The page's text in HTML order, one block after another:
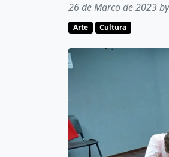
26 de Marco de 2023
Arte Cultura